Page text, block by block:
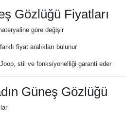
Gözlüğü Fiyatları
göre değişir
fiyat aralıkları bulunur
stil ve fonksiyonelliği garanti eder
Güneş Gözlüğü